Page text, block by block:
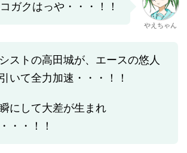
ガクはっや・・・！！
やえちゃん
ストの高田城が、エースの悠人
いて全力加速・・・！！
にして大差が生まれ
・・！！